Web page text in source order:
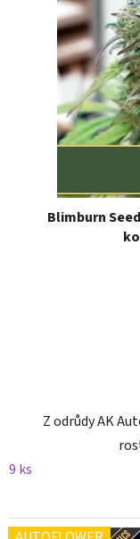
Blimburn
Z odrůdy AK
9 ks